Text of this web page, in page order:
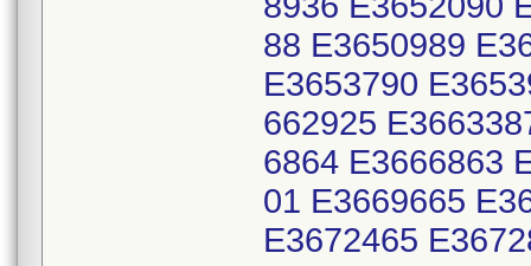
88 E3650989
E3653790
662925
6864 E3666863
01 E3669665
E3672465